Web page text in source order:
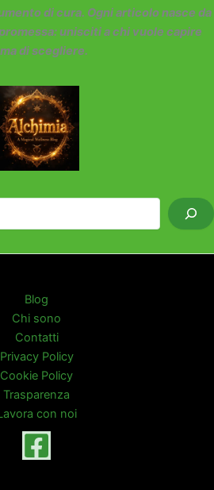
di cura. Ogni articolo nasce da
unisciti a chi vuole capire
di scegliere.
Blog
Chi sono
Contatti
Privacy Policy
Cookie Policy
Trasparenza
con noi